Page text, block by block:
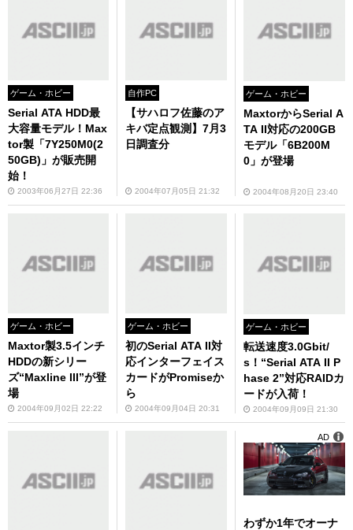
ゲーム・ホビー
Serial ATA HDD最
大容量モデル！Max
tor製「7Y250M0(2
50GB)」が販売開
始！
2003年06月27日 22:36
自作PC
【サハロフ佐藤のア
キバ定点観測】7月3
日調査分
2004年07月05日 21:32
ゲーム・ホビー
MaxtorからSerial A
TA II対応の200GB
モデル「6B200M
0」が登場
2004年08月20日 23:40
ゲーム・ホビー
Maxtor製3.5インチ
HDDの新シリー
ズ“Maxline III”が登
場
2004年09月02日 22:22
ゲーム・ホビー
初のSerial ATA II対
応インターフェイス
カードがPromiseか
ら
2004年09月04日 20:31
ゲーム・ホビー
転送速度3.0Gbit/
s！“Serial ATA II P
hase 2”対応RAIDカ
ードが入荷！
2004年09月09日 21:30
わずか1年でオーナ
AD